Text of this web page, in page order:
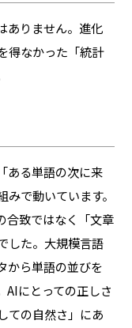
ありません。進化
得なかった「統計
ある単語の次に来
で動いています。
合致ではなく「文章
した。大規模言語
から単語の並びを
AIにとっての正しさ
ての自然さ」にあ